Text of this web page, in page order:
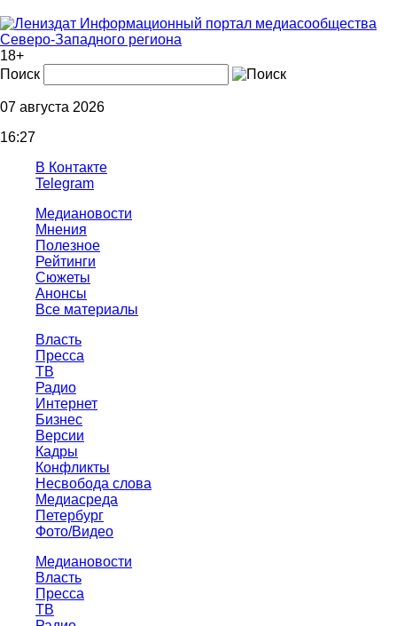
Информационный портал медиасообщества
Северо-Западного региона
18+
Поиск
07 августа 2026
16:27
В Контакте
Telegram
Медиановости
Мнения
Полезное
Рейтинги
Сюжеты
Анонсы
Все материалы
Власть
Пресса
ТВ
Радио
Интернет
Бизнес
Версии
Кадры
Конфликты
Несвобода слова
Медиасреда
Петербург
Фото/Видео
Медиановости
Власть
Пресса
ТВ